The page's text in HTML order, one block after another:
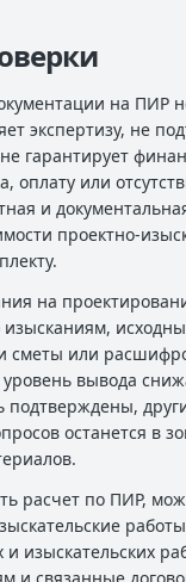
на ПИР
экспертизу, не
гарантирует
оплату или
и
проектно-
на
сметы или
вывода
подтверждены,
останется в
расчет по ПИР,
изыскательских